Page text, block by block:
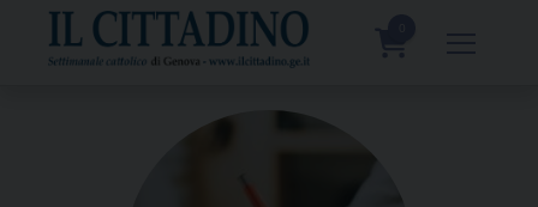
content